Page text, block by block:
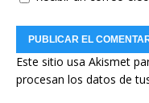
Este sitio usa Akismet
procesan los datos de